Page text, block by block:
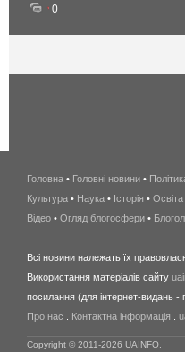
0
Головна • Головні новини •
Культура • Наука • Історія • Освіта
Відео • Огляд блогосфери •
Всі новини належать їх
Використання матеріалів сайту
посилання (для інтернет-видань -
Про нас
Контактна інформація
Copyright © 2011-2026 UAINFO.